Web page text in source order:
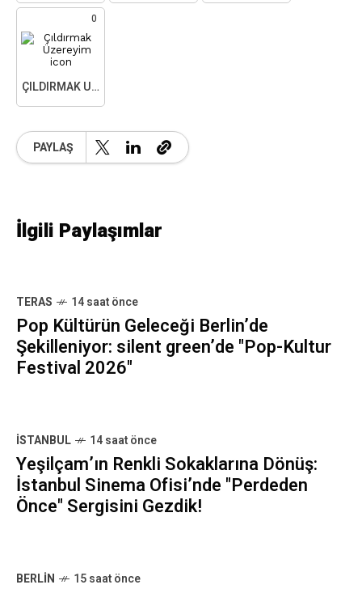
0
ÇILDIRMAK ÜZEREYIM
PAYLAŞ
İlgili Paylaşımlar
TERAS 14 saat önce
Pop Kültürün Geleceği Berlin’de
Şekilleniyor: silent green’de "Pop-Kultur
Festival 2026"
İSTANBUL 14 saat önce
Yeşilçam’ın Renkli Sokaklarına Dönüş:
İstanbul Sinema Ofisi’nde "Perdeden
Önce" Sergisini Gezdik!
BERLIN 15 saat önce